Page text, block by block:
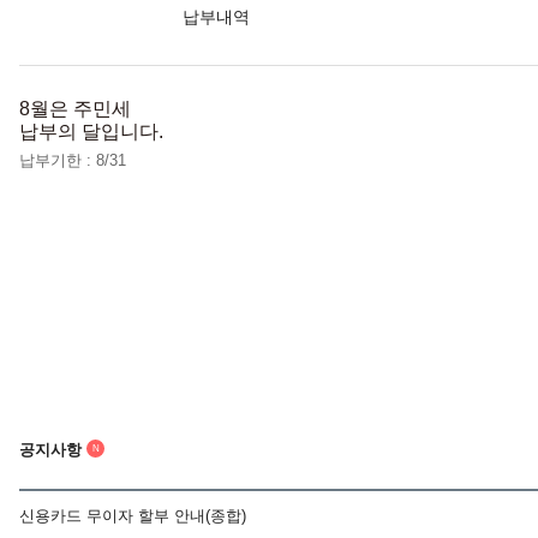
납부내역
8월은 주민세
납부의 달입니다.
납부기한 : 8/31
공지사항 N
신용카드 무이자 할부 안내(종합)